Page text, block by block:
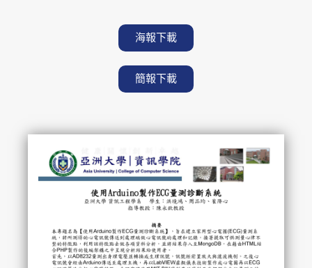
海報下載
簡報下載